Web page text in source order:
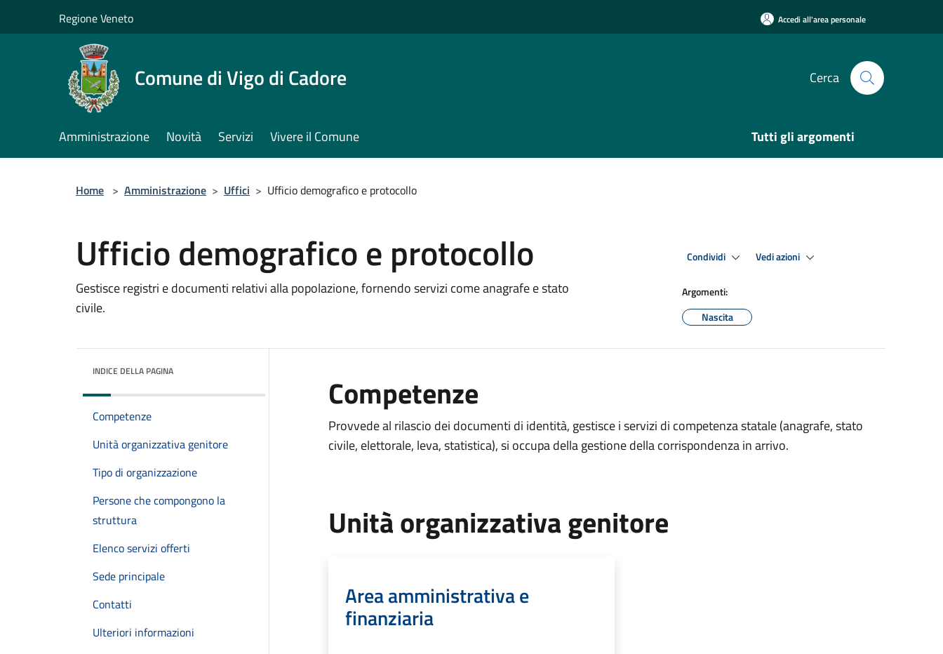
Regione Veneto Accedi all'area personale
Comune di Vigo di Cadore Cerca
Amministrazione Novità Servizi Vivere il Comune Tutti gli argomenti
Home > Amministrazione > Uffici > Ufficio demografico e protocollo
Ufficio demografico e protocollo
Gestisce registri e documenti relativi alla popolazione, fornendo servizi come anagrafe e stato
civile.
Condividi Vedi azioni
Argomenti:
Nascita
INDICE DELLA PAGINA
Competenze
Unità organizzativa genitore
Tipo di organizzazione
Persone che compongono la
struttura
Elenco servizi offerti
Sede principale
Contatti
Ulteriori informazioni
Competenze
Provvede al rilascio dei documenti di identità, gestisce i servizi di competenza statale (anagrafe, stato
civile, elettorale, leva, statistica), si occupa della gestione della corrispondenza in arrivo.
Unità organizzativa genitore
Area amministrativa e
finanziaria